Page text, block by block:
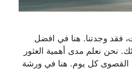
فقد وجدتنا. هنا في افضل
نحن نعلم مدى أهمية العثور
القصوى كل يوم. هنا في ورشة